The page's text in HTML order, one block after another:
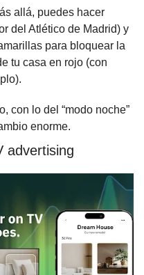
allá, puedes hacer
del Atlético de Madrid) y
para bloquear la
tu casa en rojo (con
con lo del “modo noche”
enorme.
advertising